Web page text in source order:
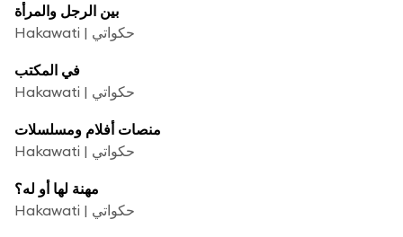
بين الرجل والمرأة
Hakawati | حكواتي
في المكتب
Hakawati | حكواتي
منصات أفلام ومسلسلات
Hakawati | حكواتي
مهنة لها أو له؟
Hakawati | حكواتي